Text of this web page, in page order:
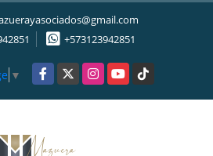
+573123942851
▼ Facebook
X InstagramYouTubeTikTok